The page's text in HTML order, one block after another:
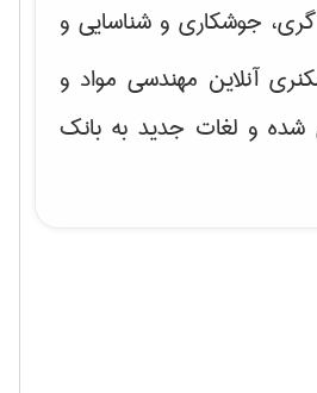
جوشکاری و شناسایی و
آنلاین مهندسی مواد و
شده و لغات جدید به بانک